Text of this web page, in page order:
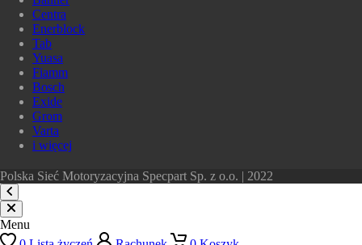
Centra
Enerblock
Tab
Yuasa
Fiamm
Bosch
Exide
Grom
Varta
i więcej
Polska Sieć Motoryzacyjna Specpart Sp. z o.o. | 2022
Menu